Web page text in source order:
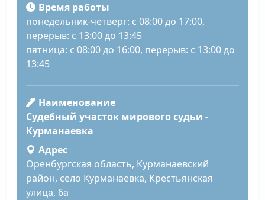
Время работы
понедельник-четверг: с 08:00 до 17:00,
перерыв: с 13:00 до 13:45
пятница: с 08:00 до 16:00, перерыв: с 13:00 до
13:45
Наименование
Судебный участок мирового судьи -
Курманаевка
Адрес
Оренбургская область, Курманаевский
район, село Курманаевка, Крестьянская
улица, 6а